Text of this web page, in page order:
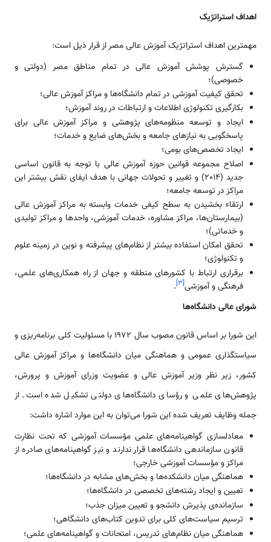
اهداف استراتژیک
مهمترین اهداف استراتژیک آموزش عالی مصر از قرار ذیل است:
گسترش پوشش آموزش عالی در تمام مناطق مصر (دولتی و
خصوصی)؛
تحقق کیفیت آموزشی در تمام دانشگاه‌­ها و مراکز آموزش عالی؛
بکارگیری تکنولوژی اطلاعات و ارتباطات در روند آموزش؛
ایجاد و توسعه منظومه‌­های پژوهشی و مراکز آموزش عالی برای
پاسخگویی به نیازهای جامعه و بخش‌­های ضایع و خدمات؛
ایجاد تخصص­‌های بومی؛
اصلاح مجموعه قوانین حوزه آموزش عالی با توجه به قانون اساسی
جدید (2014) و تغییر و تحولات جهانی با هدف ایفای نقش بیشتر این
مراکز در توسعه جامعه؛
ارتقاء بخشیدن به سطح کیفی خدمات وابسته به مراکز آموزش عالی
(بیمارستان‌­ها، مراکز مشاوره، خدمات آموزشی، واحدها و مراکز تولیدی
و خدماتی)؛
تحقق امکان استفاده بیشتر از نظام­‌های پیشرفته و نوین در زمینه علوم
و تکنولوژی؛
برقراری ارتباط با کشورهای منطقه و جهان از راه همکاری­‌های علمی،
فرهنگی و آموزشی[۳]
.
شورای عالی دانشگاه‌­ها
این شورا بر اساس قانون مصوب سال 1972 با مسئولیت کلی برنامه‌­ریزی و
سیاستگذاری عمومی و هماهنگی میان دانشگاه‌­ها و مراکز آموزش عالی
کشور، زیر نظر وزیر آموزش عالی و عضویت وزرای آموزش و پرورش،
پژوهش‌­­های علمی و رؤسای دانشگاه‌­های دولتی تشکیل شده است. از
جمله وظایف تعریف شده این شورا می­‌توان به این موارد اشاره داشت:
معادل­سازی گواهینامه‌­های علمی مؤسسات آموزشی که تحت نظارت
قانون سازماندهی دانشگاه‌­ها قرار ندارند و نیز گواهینامه­‌های صادره از
مراکز و مؤسسات آموزشی خارجی؛
هماهنگی میان دانشکده‌­ها و بخش‌­های مشابه در دانشگاه‌­ها؛
تعیین و ایجاد رشته‌­های تخصصی در دانشگاه‌­ها؛
سازمانده‌ی پذیرش دانشجو و تعیین میزان جذب؛
ترسیم سیاست‌­های کلی برای تدوین کتاب­‌های دانشگاهی؛
هماهنگی میان نظام‌­های تدریس، امتحانات و گواهینامه‌­های علمی؛